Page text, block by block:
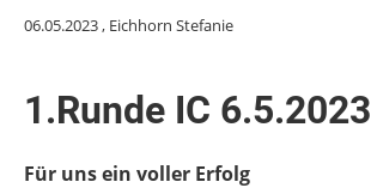
06.05.2023, Eichhorn Stefanie
1.Runde IC 6.5.2023
Für uns ein voller Erfolg